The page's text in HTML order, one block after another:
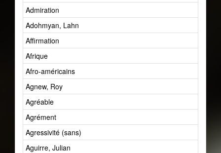
Admiration
Adohmyan, Lahn
Affirmation
Afrique
Afro-américains
Agnew, Roy
Agréable
Agrément
Agressivité (sans)
Aguirre, Julian